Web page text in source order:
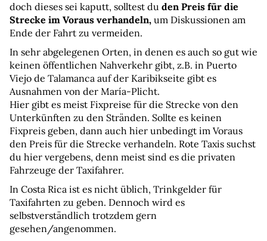
doch dieses sei kaputt, solltest du den Preis für die
Strecke im Voraus verhandeln, um Diskussionen am
Ende der Fahrt zu vermeiden.
In sehr abgelegenen Orten, in denen es auch so gut wie
keinen öffentlichen Nahverkehr gibt, z.B. in Puerto
Viejo de Talamanca auf der Karibikseite gibt es
Ausnahmen von der María-Plicht.
Hier gibt es meist Fixpreise für die Strecke von den
Unterkünften zu den Stränden. Sollte es keinen
Fixpreis geben, dann auch hier unbedingt im Voraus
den Preis für die Strecke verhandeln. Rote Taxis suchst
du hier vergebens, denn meist sind es die privaten
Fahrzeuge der Taxifahrer.
In Costa Rica ist es nicht üblich, Trinkgelder für
Taxifahrten zu geben. Dennoch wird es
selbstverständlich trotzdem gern
gesehen/angenommen.